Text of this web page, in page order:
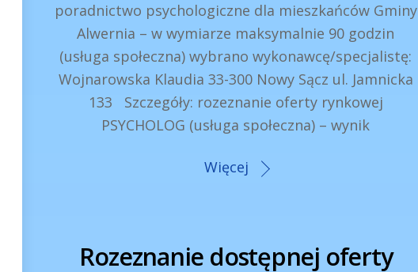
poradnictwo psychologiczne dla mieszkańców Gminy
Alwernia – w wymiarze maksymalnie 90 godzin
(usługa społeczna) wybrano wykonawcę/specjalistę:
Wojnarowska Klaudia 33-300 Nowy Sącz ul. Jamnicka
133 Szczegóły: rozeznanie oferty rynkowej
PSYCHOLOG (usługa społeczna) – wynik
Więcej
Rozeznanie dostępnej oferty